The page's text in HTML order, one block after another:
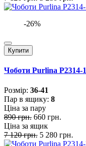
-26%
Купити
Чоботи Purlina P2314-1
Розмiр: 36-41
Пар в ящику: 8
Ціна за пару
890 грн. 660 грн.
Ціна за ящик
7 120 грн. 5 280 грн.